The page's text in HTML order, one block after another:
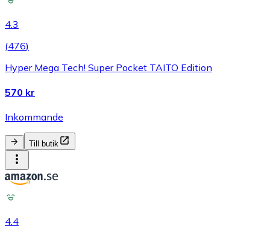
4.3
(476)
Hyper Mega Tech! Super Pocket TAITO Edition
570 kr
Inkommande
Till butik
4.4